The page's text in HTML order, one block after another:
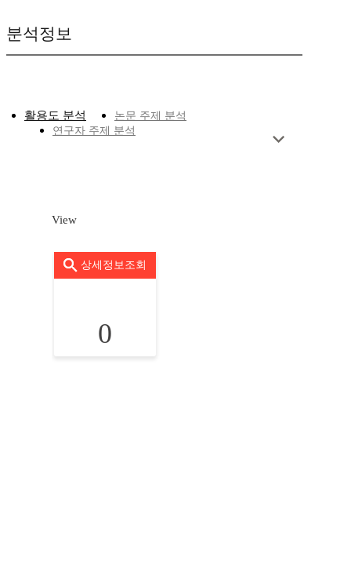
분석정보
활용도 분석
논문 주제 분석
연구자 주제 분석
View
상세정보조회
0